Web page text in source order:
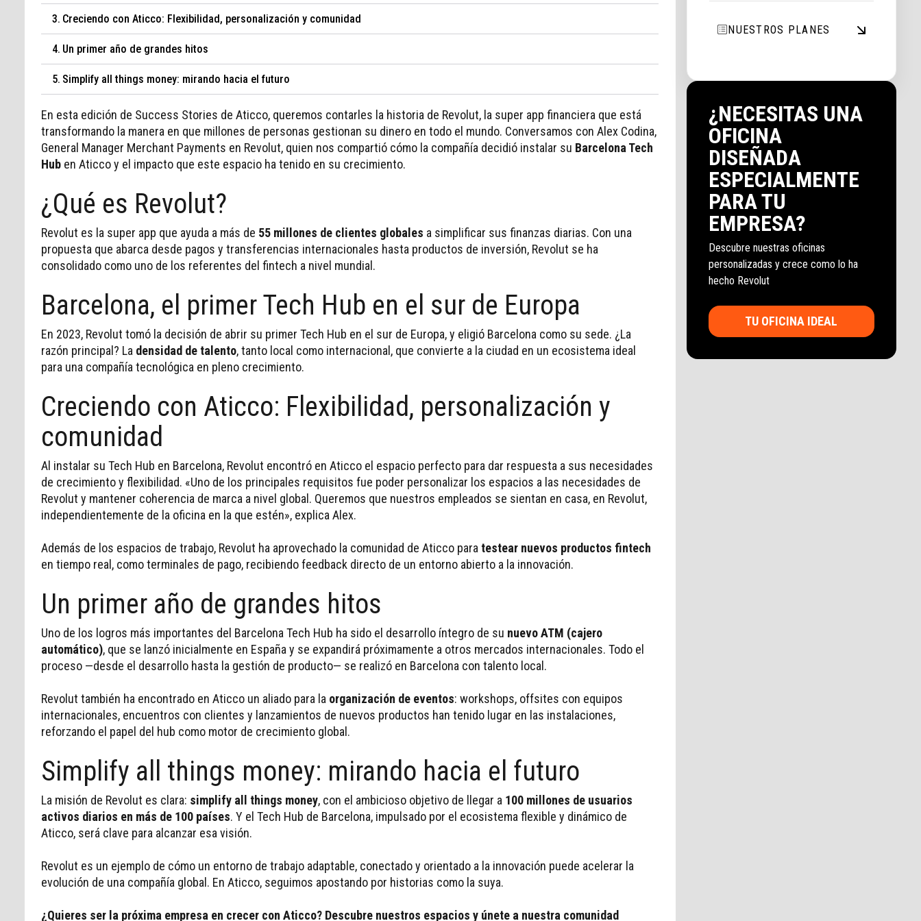
Creciendo con Aticco: Flexibilidad, personalización y comunidad
Un primer año de grandes hitos
Simplify all things money: mirando hacia el futuro
En esta edición de Success Stories de Aticco, queremos contarles la historia de Revolut, la super app financiera que está
transformando la manera en que millones de personas gestionan su dinero en todo el mundo. Conversamos con Alex Codina,
General Manager Merchant Payments en Revolut, quien nos compartió cómo la compañía decidió instalar su Barcelona Tech
Hub en Aticco y el impacto que este espacio ha tenido en su crecimiento.
¿Qué es Revolut?
Revolut es la super app que ayuda a más de 55 millones de clientes globales a simplificar sus finanzas diarias. Con una
propuesta que abarca desde pagos y transferencias internacionales hasta productos de inversión, Revolut se ha
consolidado como uno de los referentes del fintech a nivel mundial.
Barcelona, el primer Tech Hub en el sur de Europa
En 2023, Revolut tomó la decisión de abrir su primer Tech Hub en el sur de Europa, y eligió Barcelona como su sede. ¿La
razón principal? La densidad de talento, tanto local como internacional, que convierte a la ciudad en un ecosistema ideal
para una compañía tecnológica en pleno crecimiento.
Creciendo con Aticco: Flexibilidad, personalización y
comunidad
Al instalar su Tech Hub en Barcelona, Revolut encontró en Aticco el espacio perfecto para dar respuesta a sus necesidades
de crecimiento y flexibilidad. «Uno de los principales requisitos fue poder personalizar los espacios a las necesidades de
Revolut y mantener coherencia de marca a nivel global. Queremos que nuestros empleados se sientan en casa, en Revolut,
independientemente de la oficina en la que estén», explica Alex.
Además de los espacios de trabajo, Revolut ha aprovechado la comunidad de Aticco paratestear nuevos productos fintech
en tiempo real, como terminales de pago, recibiendo feedback directo de un entorno abierto a la innovación.
Un primer año de grandes hitos
Uno de los logros más importantes del Barcelona Tech Hub ha sido el desarrollo íntegro de su nuevo ATM (cajero
automático), que se lanzó inicialmente en España y se expandirá próximamente a otros mercados internacionales. Todo el
proceso —desde el desarrollo hasta la gestión de producto— se realizó en Barcelona con talento local.
Revolut también ha encontrado en Aticco un aliado para la organización de eventos: workshops, offsites con equipos
internacionales, encuentros con clientes y lanzamientos de nuevos productos han tenido lugar en las instalaciones,
reforzando el papel del hub como motor de crecimiento global.
Simplify all things money: mirando hacia el futuro
La misión de Revolut es clara: simplify all things money, con el ambicioso objetivo de llegar a 100 millones de usuarios
activos diarios en más de 100 países. Y el Tech Hub de Barcelona, impulsado por el ecosistema flexible y dinámico de
Aticco, será clave para alcanzar esa visión.
Revolut es un ejemplo de cómo un entorno de trabajo adaptable, conectado y orientado a la innovación puede acelerar la
evolución de una compañía global. En Aticco, seguimos apostando por historias como la suya.
¿Quieres ser la próxima empresa en crecer con Aticco? Descubre nuestros espacios y únete a nuestra comunidad
NUESTROS PLANES
¿NECESITAS UNA
OFICINA
DISEÑADA
ESPECIALMENTE
PARA TU
EMPRESA?
Descubre nuestras oficinas
personalizadas y crece como lo ha
hecho Revolut
TU OFICINA IDEAL
INFORMACIÓN PERSONAL